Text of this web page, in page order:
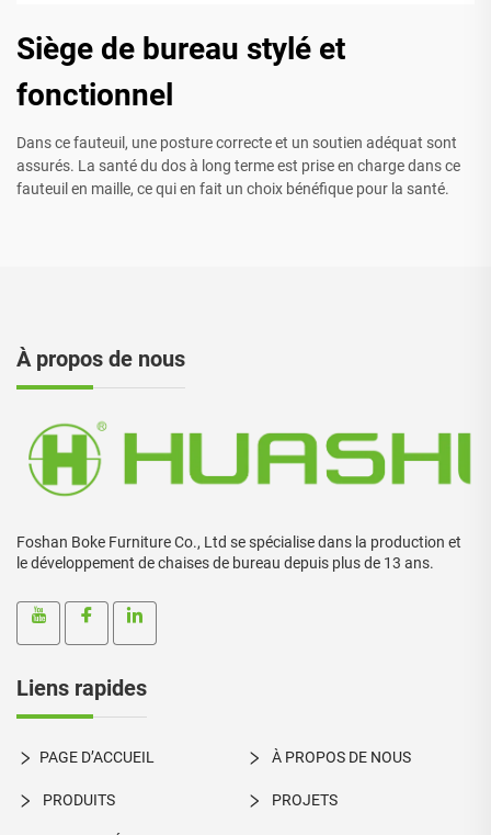
Siège de bureau stylé et
fonctionnel
Dans ce fauteuil, une posture correcte et un soutien adéquat sont
assurés. La santé du dos à long terme est prise en charge dans ce
fauteuil en maille, ce qui en fait un choix bénéfique pour la santé.
À propos de nous
Foshan Boke Furniture Co., Ltd se spécialise dans la production et
le développement de chaises de bureau depuis plus de 13 ans.
Liens rapides
PAGE D’ACCUEIL À PROPOS DE NOUS
PRODUITS PROJETS